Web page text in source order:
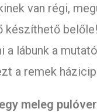
van régi,
készíthető
a lábunk a
a remek
meleg